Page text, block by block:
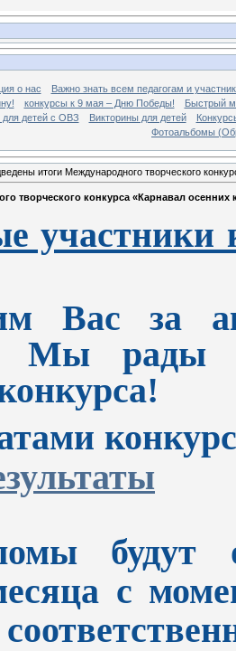
о нас
Важно знать всем педагогам и
конкурсы к 9 мая – Дню Победы!
Быстрый
для детей с ОВЗ
Викторины для детей
Фотоальбомы
итоги Международного творческого
творческого конкурса «Карнавал осенних
участники
Вас за
Мы рады
будут
с